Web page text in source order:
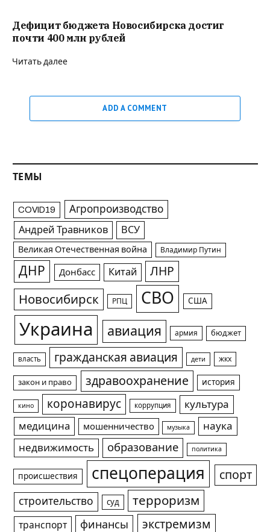
Дефицит бюджета Новосибирска достиг
почти 400 млн рублей
Читать далее
ADD A COMMENT
ТЕМЫ
COVID19 Агропроизводство
Андрей Травников ВСУ
Великая Отечественная война Владимир Путин
ДНР Донбасс Китай ЛНР
Новосибирск РПЦ СВО США
Украина авиация армия бюджет
власть гражданская авиация дети жкх
закон и право здравоохранение история
кино коронавирус коррупция
культура
медицина
мошенничество музыка
наука
недвижимость
образование политика
происшествия спецоперация спорт
строительство суд терроризм
транспорт финансы экстремизм